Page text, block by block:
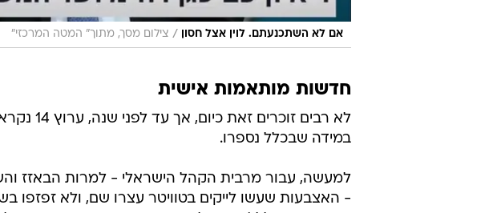
אם לא השתכנעתם. לוין אצל חסון / צילום מסך, מתוך" המטה המרכזי"